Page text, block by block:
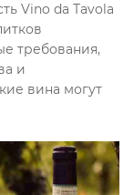
Vino da Tavola
требования,
и
вина могут